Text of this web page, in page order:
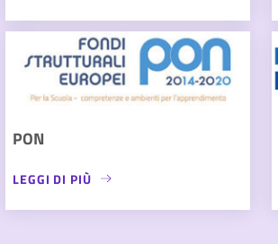
PON
LEGGI DI PIÙ